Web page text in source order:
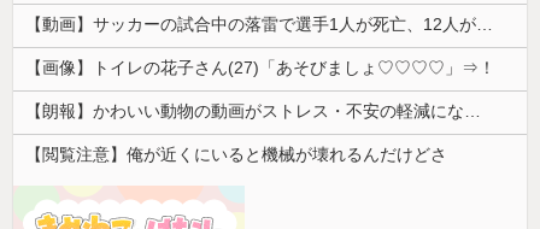
【動画】サッカーの試合中の落雷で選手1人が死亡、12人が負傷した事故。
【画像】トイレの花子さん(27)「あそびましょ♡♡♡♡」⇒！
【朗報】かわいい動物の動画がストレス・不安の軽減になる可能性。英大学の研究で実証
【閲覧注意】俺が近くにいると機械が壊れるんだけどさ